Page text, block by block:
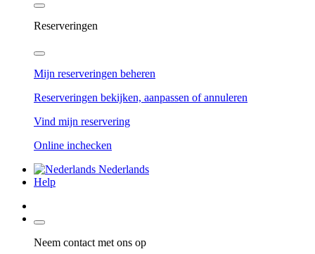
Reserveringen
Mijn reserveringen beheren
Reserveringen bekijken, aanpassen of annuleren
Vind mijn reservering
Online inchecken
Nederlands
Help
Neem contact met ons op